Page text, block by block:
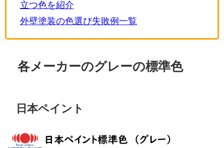
立つ色を紹介
外壁塗装の色選び失敗例一覧
各メーカーのグレーの標準色
日本ペイント